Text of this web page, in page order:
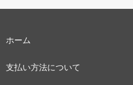
ホーム
支払い方法について